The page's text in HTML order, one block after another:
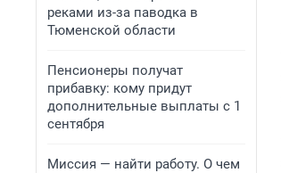
реками из-за паводка в
Тюменской области
Пенсионеры получат
прибавку: кому придут
дополнительные выплаты с 1
сентября
Миссия — найти работу. О чем